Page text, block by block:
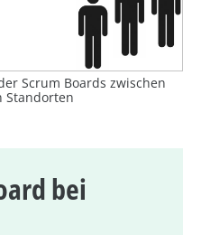
Scrum Boards zwischen
Standorten
bei